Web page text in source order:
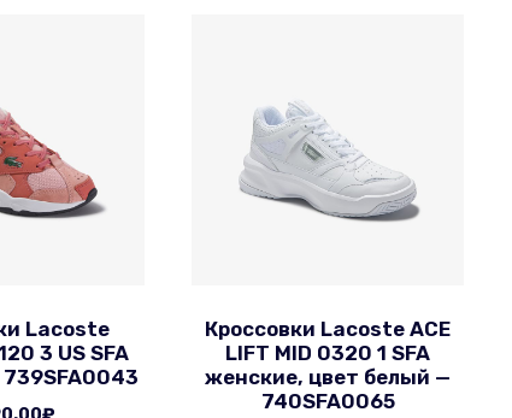
Lacoste
3 US SFA
Кроссовки Lacoste ACE
LIFT MID 0320 1 SFA
женские, цвет белый —
740SFA0065